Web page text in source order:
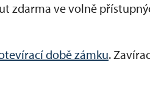
zdarma ve volně
době zámku.